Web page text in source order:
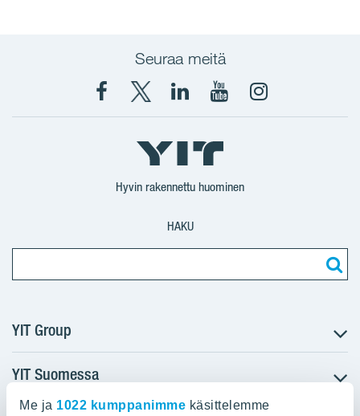
Me ja 1022 kumppanimme käsittelemme
Seuraa meitä
Facebook
X
YIT
Suomi
YIT
Corporation
YIT
Corporation
Instagram
Hyvin rakennettu huominen
HAKU
YIT Group
Tietoa YIT:stä
Töihin meille
YIT Suomessa